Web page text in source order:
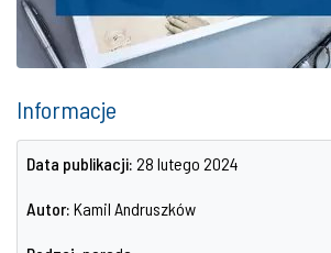
Informacje
Data publikacji: 28 lutego 2024
Autor: Kamil Andruszków